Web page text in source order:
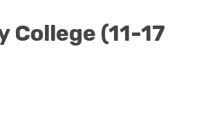
College (11-17